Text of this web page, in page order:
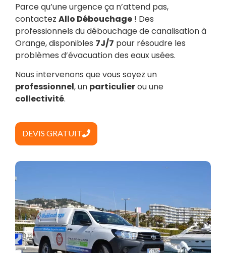
Parce qu’une urgence ça n’attend pas,
contactez Allo Débouchage ! Des
professionnels du débouchage de canalisation à
Orange, disponibles 7J/7 pour résoudre les
problèmes d’évacuation des eaux usées.
Nous intervenons que vous soyez un
professionnel, un particulierou une
collectivité.
DEVIS GRATUIT